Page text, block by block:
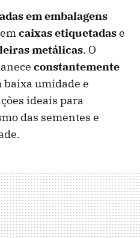
em embalagens
caixas etiquetadase
metálicas. O
constantemente
baixa umidade e
ideais para
das sementes e